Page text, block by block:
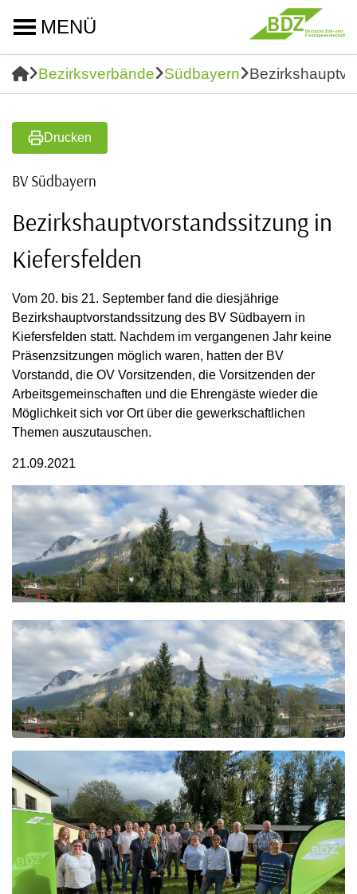
MENÜ
Bezirksverbände Südbayern
Drucken
BV Südbayern
Bezirkshauptvorstandssitzung in
Kiefersfelden
Vom 20. bis 21. September fand die diesjährige
Bezirkshauptvorstandssitzung des BV Südbayern in
Kiefersfelden statt. Nachdem im vergangenen Jahr keine
Präsenzsitzungen möglich waren, hatten der BV
Vorstandd, die OV Vorsitzenden, die Vorsitzenden der
Arbeitsgemeinschaften und die Ehrengäste wieder die
Möglichkeit sich vor Ort über die gewerkschaftlichen
Themen auszutauschen.
21.09.2021